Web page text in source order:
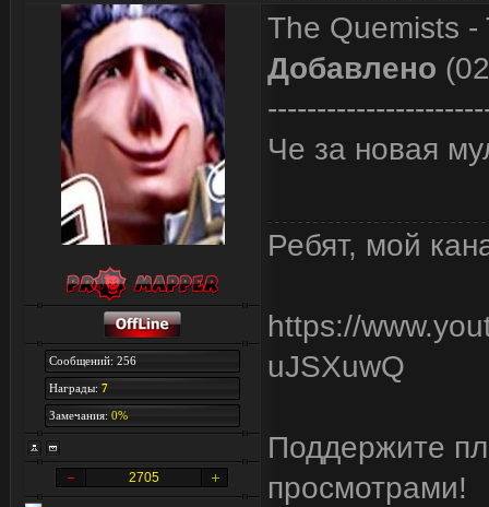
Сообщений: 256
Награды: 7
Замечания: 0%
2705
The Quemists -
Добавлено
Че за новая
Ребят, мой
https://
uJSXuwQ
Поддержите
просмотрами!